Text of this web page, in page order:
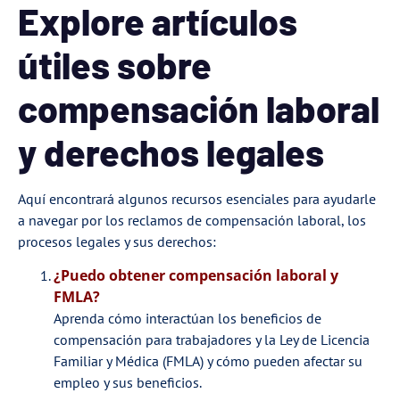
Explore artículos
útiles sobre
compensación laboral
y derechos legales
Aquí encontrará algunos recursos esenciales para ayudarle
a navegar por los reclamos de compensación laboral, los
procesos legales y sus derechos:
¿Puedo obtener compensación laboral y
FMLA?
Aprenda cómo interactúan los beneficios de
compensación para trabajadores y la Ley de Licencia
Familiar y Médica (FMLA) y cómo pueden afectar su
empleo y sus beneficios.